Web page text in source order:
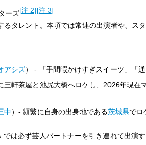
ーズ[注 2][注 3]
るタレント。本項では常連の出演者や、ス
アシズ） - 「手間暇かけすぎスイーツ」「
三軒茶屋と池尻大橋へロケし、2026年現在
中）- 頻繁に自身の出身地である茨城県でロ
は必ず芸人パートナーを引き連れて出演